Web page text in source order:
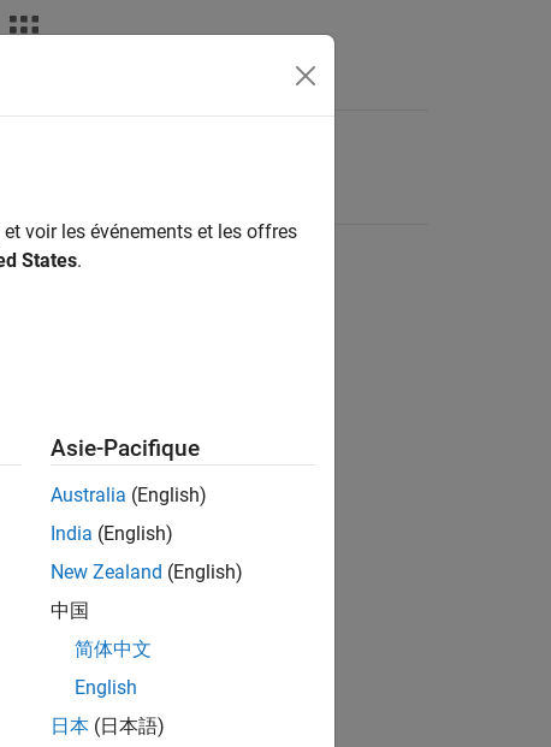
voir les événements et les offres
States.
Asie-Pacifique
Australia (English)
India (English)
New Zealand (English)
中国
简体中文
English
日本 (日本語)